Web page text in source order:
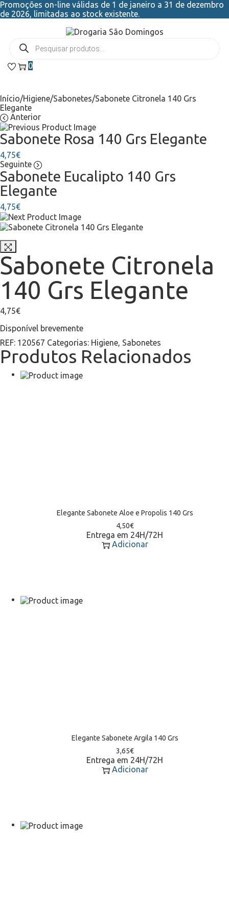
Promoções on-line válidas de 1 de janeiro a 31 de dezembro
de 2026, limitadas ao stock existente.
0
Início/Higiene/Sabonetes/Sabonete Citronela 140 Grs
Elegante
Anterior
Sabonete Rosa 140 Grs Elegante
4,75€
Seguinte
Sabonete Eucalipto 140 Grs
Elegante
4,75€
Sabonete Citronela
140 Grs Elegante
4,75€
Disponível brevemente
REF: 120567 Categorias: Higiene, Sabonetes
Produtos Relacionados
Elegante Sabonete Aloe e Propolis 140 Grs
4,50€
Entrega em 24H/72H
Adicionar
Elegante Sabonete Argila 140 Grs
3,65€
Entrega em 24H/72H
Adicionar